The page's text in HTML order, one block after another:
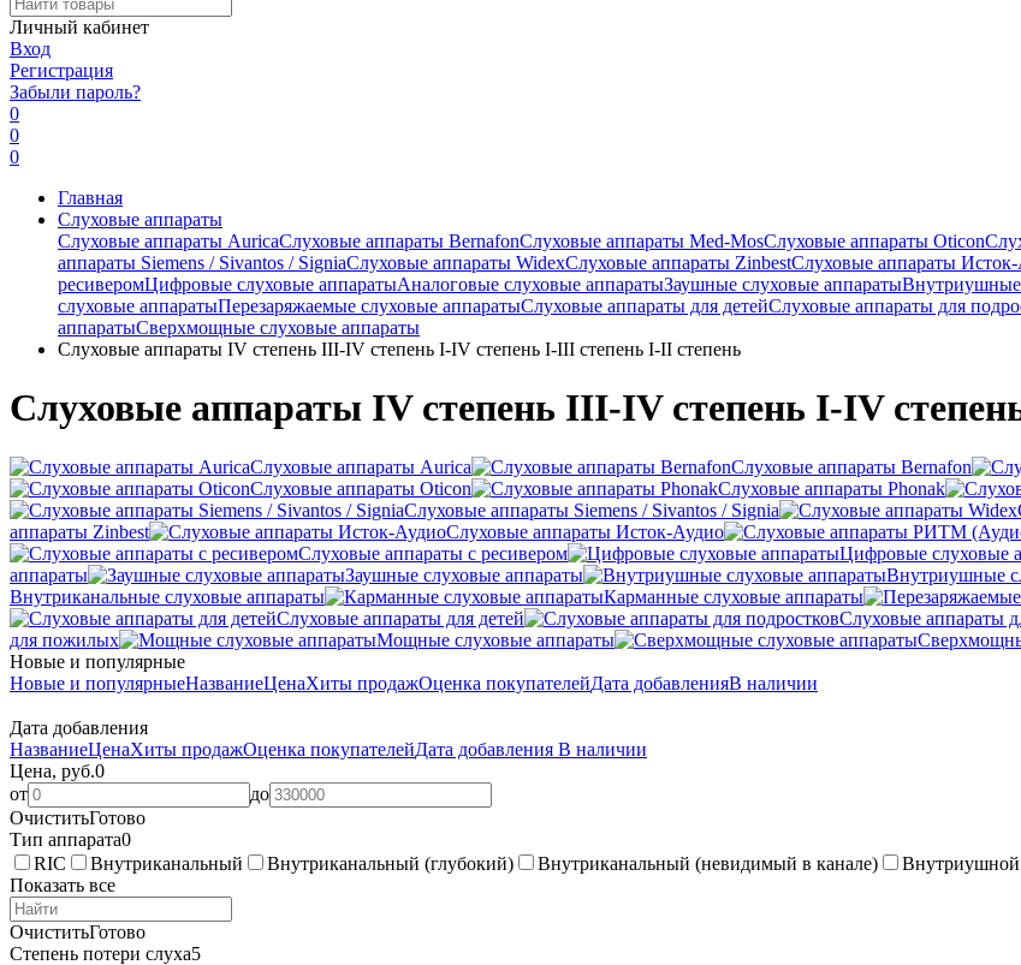
Личный кабинет
Вход
Регистрация
Забыли пароль?
0
0
0
Главная
Слуховые аппараты
Слуховые аппараты AuricaСлуховые аппараты BernafonСлуховые аппараты Med-MosСлуховые аппараты Oticon
аппараты Siemens / Sivantos / SigniaСлуховые аппараты WidexСлуховые аппараты ZinbestСлуховые аппараты
ресиверомЦифровые слуховые аппаратыАналоговые слуховые аппаратыЗаушные слуховые аппаратыВнутриушные
слуховые аппаратыПерезаряжаемые слуховые аппаратыСлуховые аппараты для детейСлуховые аппараты для
аппаратыСверхмощные слуховые аппараты
Слуховые аппараты IV степень III-IV степень I-IV степень I-III степень I-II степень
Слуховые аппараты IV степень III-IV степень I-IV
Слуховые аппараты Aurica Слуховые аппараты Bernafon
Слуховые аппараты Oticon
Слуховые аппараты Phonak
Слуховые аппараты Siemens / Sivantos / Signia
аппараты Zinbest
Слуховые аппараты Исток-Аудио
Слуховые аппараты с ресивером
Цифровые слуховые
аппараты
Заушные слуховые аппараты
Внутриушные
Внутриканальные слуховые аппараты
Карманные слуховые аппараты
Слуховые аппараты для детей
Слуховые аппараты
для пожилых
Мощные слуховые аппараты
Новые и популярные
Новые и популярныеНазваниеЦенаХиты продажОценка покупателейДата добавленияВ наличии
Дата добавления
НазваниеЦенаХиты продажОценка покупателейДата добавления В наличии
Цена, руб.0
от
до
ОчиститьГотово
Тип аппарата0
RIC
Внутриканальный Внутриканальный (глубокий) Внутриканальный (невидимый в канале) Внутриушной
Показать все
ОчиститьГотово
Степень потери слуха5